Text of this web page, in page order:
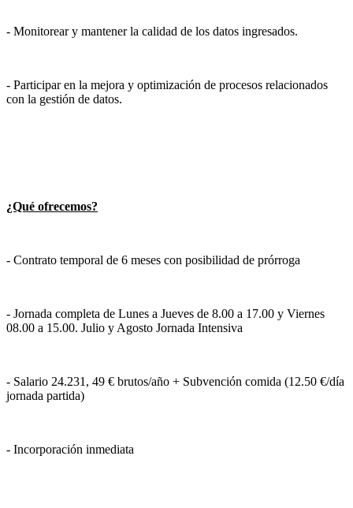
- Monitorear y mantener la calidad de los datos ingresados.
- Participar en la mejora y optimización de procesos relacionados
con la gestión de datos.
¿Qué ofrecemos?
- Contrato temporal de 6 meses con posibilidad de prórroga
- Jornada completa de Lunes a Jueves de 8.00 a 17.00 y Viernes
08.00 a 15.00. Julio y Agosto Jornada Intensiva
- Salario 24.231, 49 € brutos/año + Subvención comida (12.50 €/día
jornada partida)
- Incorporación inmediata